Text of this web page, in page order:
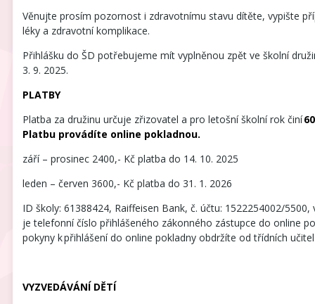
Věnujte prosím pozornost i zdravotnímu stavu dítěte, vypište
léky a zdravotní komplikace.
Přihlášku do ŠD potřebujeme mít vyplněnou zpět ve školní
3. 9. 2025.
PLATBY
Platba za družinu určuje zřizovatel a pro letošní školní rok činí
Platbu provádíte online pokladnou.
září – prosinec 2400,- Kč platba do 14. 10. 2025
leden – červen 3600,- Kč platba do 31. 1. 2026
ID školy: 61388424, Raiffeisen Bank, č. účtu: 1522254002/5500,
je telefonní číslo přihlášeného zákonného zástupce do online
pokyny k přihlášení do online pokladny obdržíte od třídních
VYZVEDÁVÁNÍ DĚTÍ